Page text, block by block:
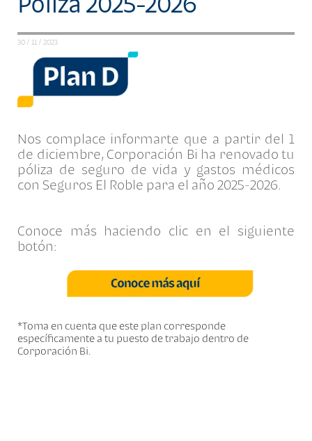
30 / 11 / 2023
Nos complace informarte que a partir del 1
de diciembre, Corporación Bi ha renovado tu
póliza de seguro de vida y gastos médicos
con Seguros El Roble para el año 2025-2026.
Conoce más haciendo clic en el siguiente
botón:
*Toma en cuenta que este plan corresponde
específicamente a tu puesto de trabajo dentro de
Corporación Bi.